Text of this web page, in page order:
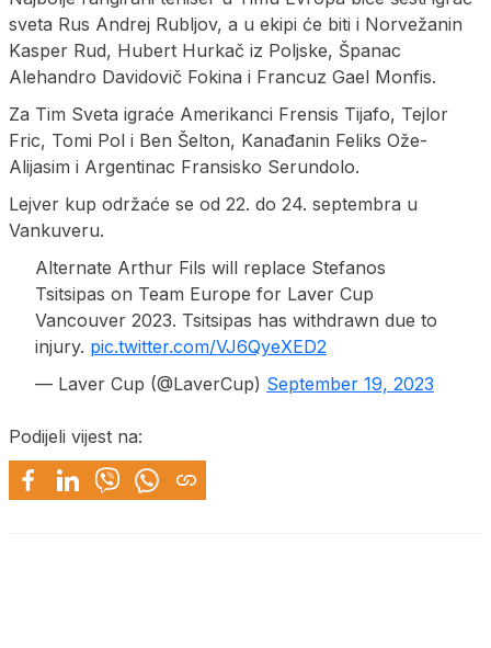
sveta Rus Andrej Rubljov, a u ekipi će biti i Norvežanin
Kasper Rud, Hubert Hurkač iz Poljske, Španac
Alehandro Davidovič Fokina i Francuz Gael Monfis.
Za Tim Sveta igraće Amerikanci Frensis Tijafo, Tejlor
Fric, Tomi Pol i Ben Šelton, Kanađanin Feliks Ože-
Alijasim i Argentinac Fransisko Serundolo.
Lejver kup održaće se od 22. do 24. septembra u
Vankuveru.
Alternate Arthur Fils will replace Stefanos
Tsitsipas on Team Europe for Laver Cup
Vancouver 2023. Tsitsipas has withdrawn due to
injury. pic.twitter.com/VJ6QyeXED2
— Laver Cup (@LaverCup) September 19, 2023
Podijeli vijest na: